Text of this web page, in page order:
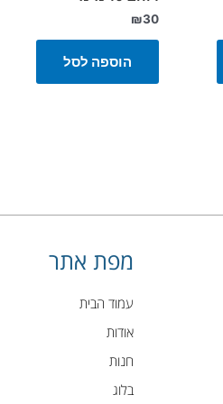
₪30
הוספה לסל
מפת אתר
עמוד הבית
אודות
חנות
בלוג